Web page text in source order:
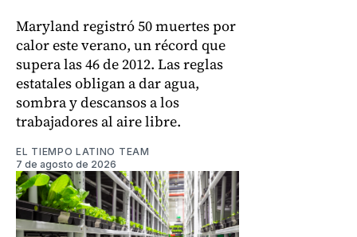
Maryland registró 50 muertes por
calor este verano, un récord que
supera las 46 de 2012. Las reglas
estatales obligan a dar agua,
sombra y descansos a los
trabajadores al aire libre.
EL TIEMPO LATINO TEAM
7 de agosto de 2026